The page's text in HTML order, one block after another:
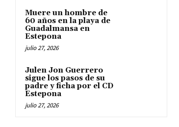
Muere un hombre de
60 años en la playa de
Guadalmansa en
Estepona
julio 27, 2026
Julen Jon Guerrero
sigue los pasos de su
padre y ficha por el CD
Estepona
julio 27, 2026